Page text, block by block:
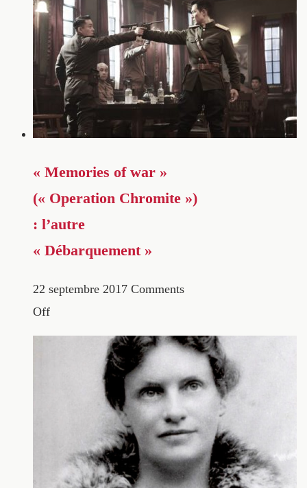
« Memories of war »
(« Operation Chromite »)
: l’autre
« Débarquement »
22 septembre 2017 Comments
Off